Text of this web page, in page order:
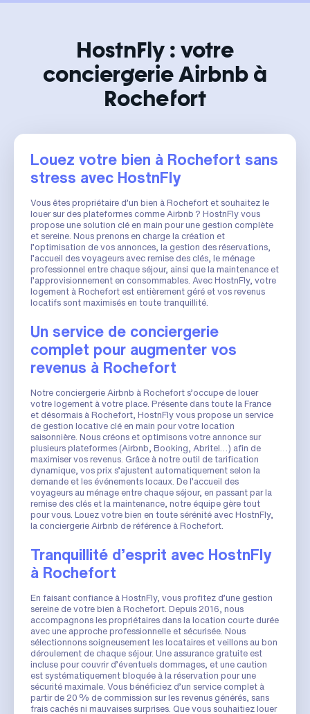
HostnFly : votre
conciergerie Airbnb à
Rochefort
Louez votre bien à Rochefort sans
stress avec HostnFly
Vous êtes propriétaire d’un bien à Rochefort et souhaitez le
louer sur des plateformes comme Airbnb ? HostnFly vous
propose une solution clé en main pour une gestion complète
et sereine. Nous prenons en charge la création et
l’optimisation de vos annonces, la gestion des réservations,
l’accueil des voyageurs avec remise des clés, le ménage
professionnel entre chaque séjour, ainsi que la maintenance et
l’approvisionnement en consommables. Avec HostnFly, votre
logement à Rochefort est entièrement géré et vos revenus
locatifs sont maximisés en toute tranquillité.
Un service de conciergerie
complet pour augmenter vos
revenus à Rochefort
Notre conciergerie Airbnb à Rochefort s’occupe de louer
votre logement à votre place. Présente dans toute la France
et désormais à Rochefort, HostnFly vous propose un service
de gestion locative clé en main pour votre location
saisonnière. Nous créons et optimisons votre annonce sur
plusieurs plateformes (Airbnb, Booking, Abritel…) afin de
maximiser vos revenus. Grâce à notre outil de tarification
dynamique, vos prix s’ajustent automatiquement selon la
demande et les événements locaux. De l’accueil des
voyageurs au ménage entre chaque séjour, en passant par la
remise des clés et la maintenance, notre équipe gère tout
pour vous. Louez votre bien en toute sérénité avec HostnFly,
la conciergerie Airbnb de référence à Rochefort.
Tranquillité d’esprit avec HostnFly
à Rochefort
En faisant confiance à HostnFly, vous profitez d’une gestion
sereine de votre bien à Rochefort. Depuis 2016, nous
accompagnons les propriétaires dans la location courte durée
avec une approche professionnelle et sécurisée. Nous
sélectionnons soigneusement les locataires et veillons au bon
déroulement de chaque séjour. Une assurance gratuite est
incluse pour couvrir d’éventuels dommages, et une caution
est systématiquement bloquée à la réservation pour une
sécurité maximale. Vous bénéficiez d’un service complet à
partir de 20 % de commission sur les revenus générés, sans
frais cachés ni mauvaises surprises. Que vous souhaitiez louer